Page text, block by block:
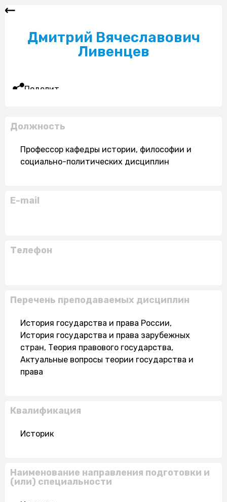
Дмитрий Вячеславович
Ливенцев
Поделиться
Должность
Профессор кафедры истории, философии и
социально-политических дисциплин
E-mail
Телефон
Перечень преподаваемых дисциплин
История государства и права России,
История государства и права зарубежных
стран, Теория правового государства,
Актуальные вопросы теории государства и
права
Квалификация
Историк
Наименование направления подготовки и
(или) специальности